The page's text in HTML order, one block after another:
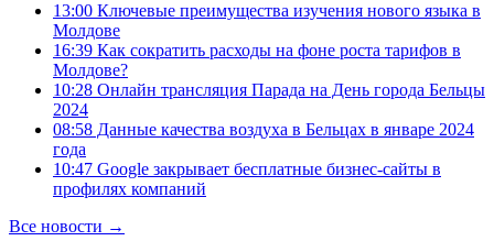
13:00 Ключевые преимущества изучения нового языка в
Молдове
16:39 Как сократить расходы на фоне роста тарифов в
Молдове?
10:28 Онлайн трансляция Парада на День города Бельцы
2024
08:58 Данные качества воздуха в Бельцах в январе 2024
года
10:47 Google закрывает бесплатные бизнес-сайты в
профилях компаний
Все новости →